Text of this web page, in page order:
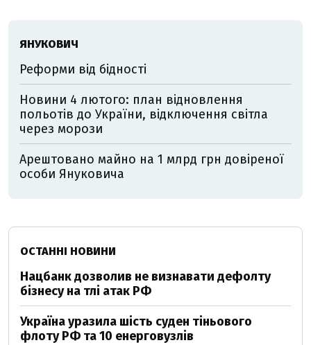
ЯНУКОВИЧ
Реформи від бідності
Новини 4 лютого: план відновлення
польотів до України, відключення світла
через морози
Арештовано майно на 1 млрд грн довіреної
особи Януковича
ОСТАННІ НОВИНИ
Нацбанк дозволив не визнавати дефолту
бізнесу на тлі атак РФ
Україна уразила шість суден тіньового
флоту РФ та 10 енерговузлів